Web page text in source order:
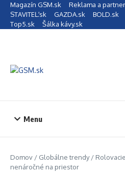
Preskočiť na obsah
Magazín GSM.sk Reklama a
STAVITEĽ.sk
GAZDA.sk BOLD.sk
Top5.sk
Šálka kávy.sk
Menu
Domov / Globálne trendy/
nenáročné na priestor